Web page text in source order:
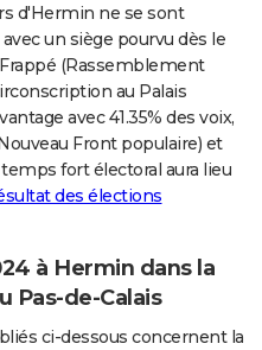
d'Hermin ne se sont
un siège pourvu dès le
(Rassemblement
au Palais
avec 41.35% des voix,
Front populaire) et
fort électoral aura lieu
des élections
à Hermin dans la
Pas-de-Calais
ci-dessous concernent la